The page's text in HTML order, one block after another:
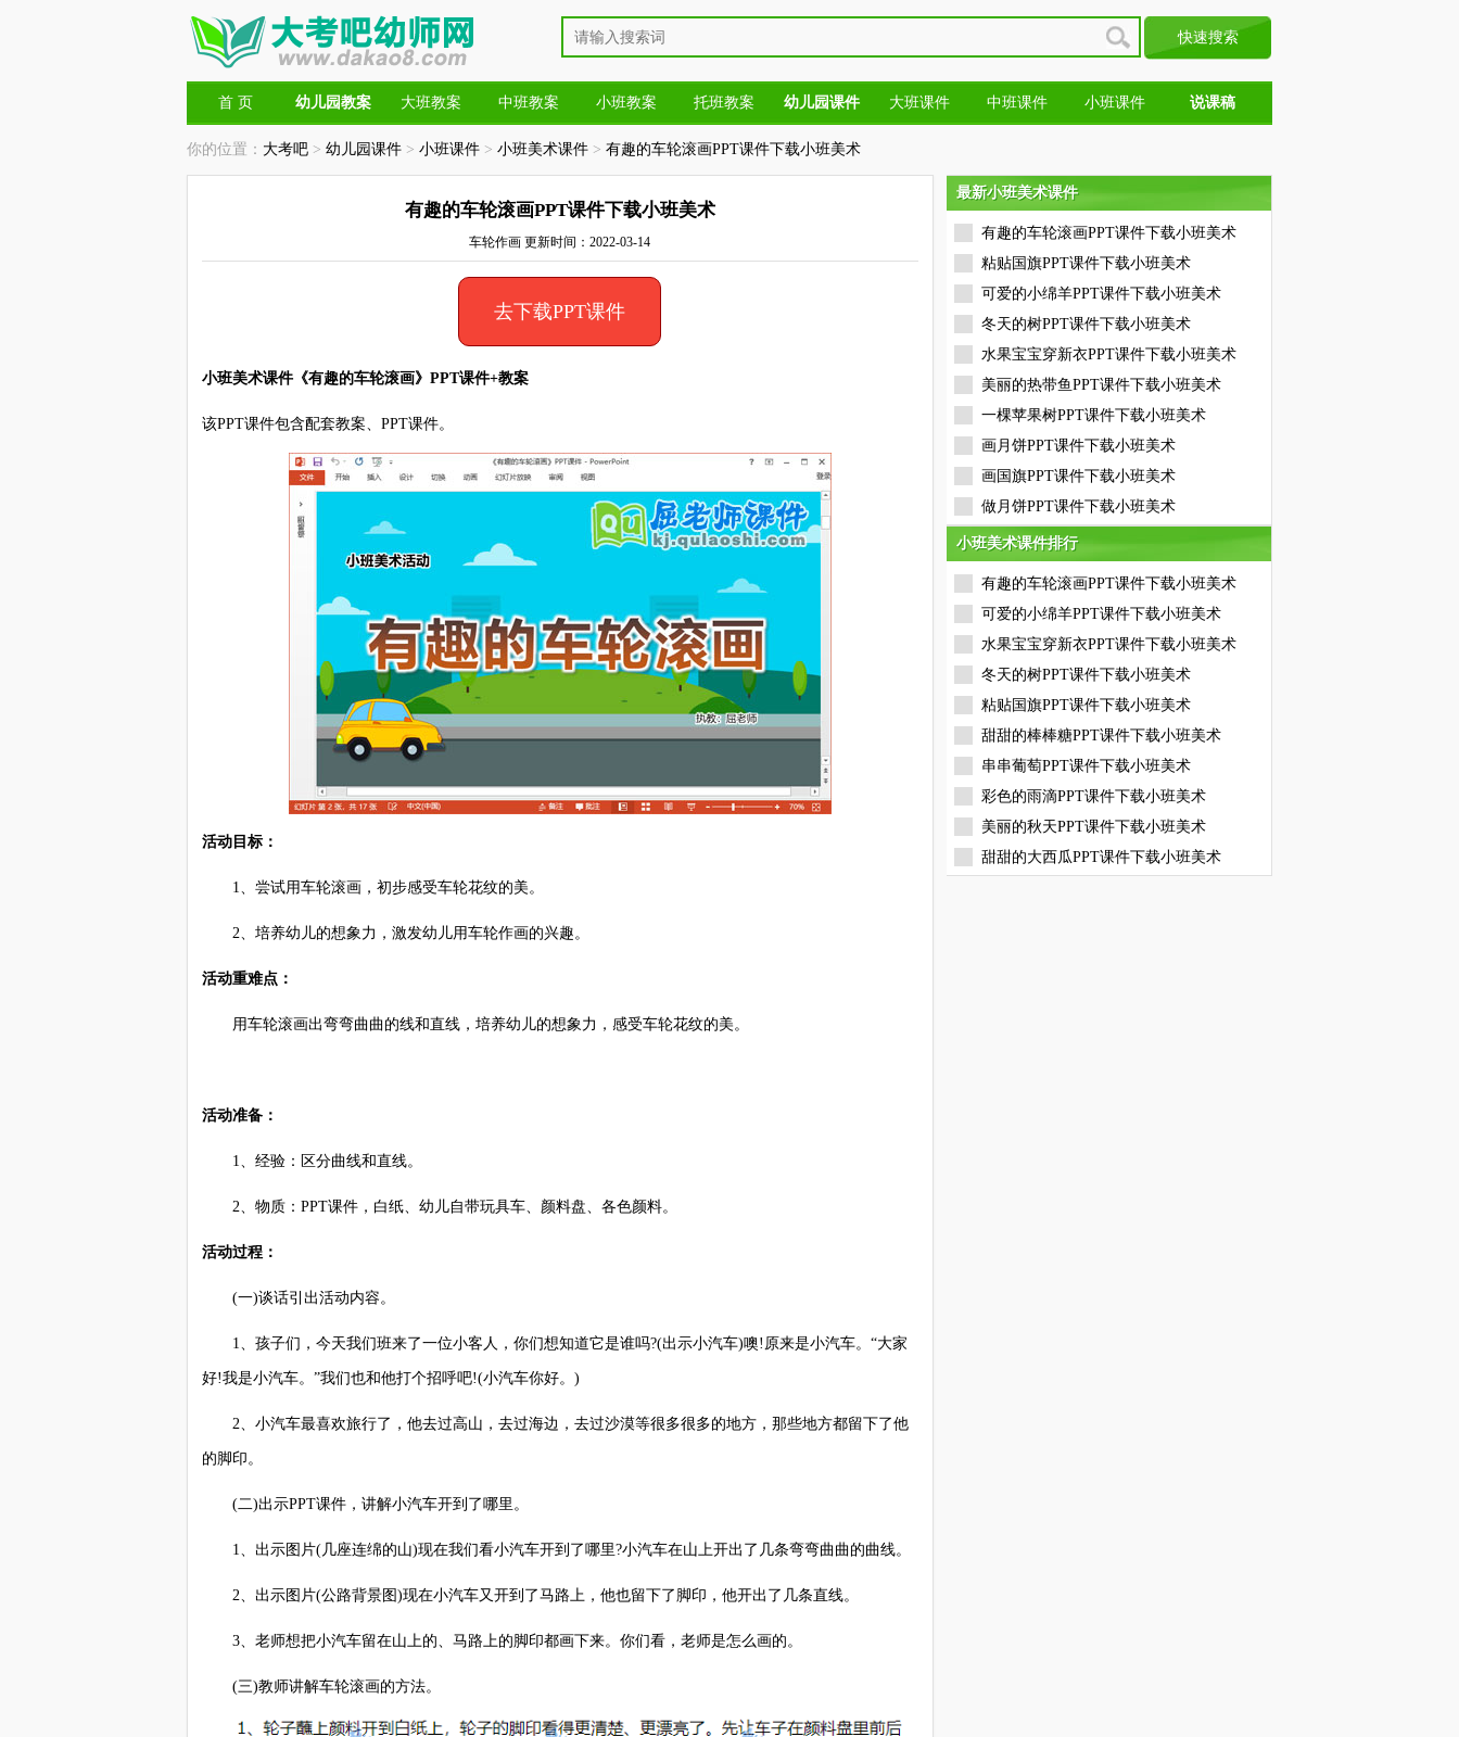
首 页 幼儿园教案 大班教案 中班教案 小班教案 托班教案 幼儿园课件 大班课件 中班课件 小班课件 说课稿
你的位置： 大考吧 > 幼儿园课件 > 小班课件 > 小班美术课件 > 有趣的车轮滚画PPT课件下载小班美术
有趣的车轮滚画PPT课件下载小班美术
车轮作画 更新时间：2022-03-14
去下载PPT课件
小班美术课件《有趣的车轮滚画》PPT课件+教案
该PPT课件包含配套教案、PPT课件。
活动目标：
1、尝试用车轮滚画，初步感受车轮花纹的美。
2、培养幼儿的想象力，激发幼儿用车轮作画的兴趣。
活动重难点：
用车轮滚画出弯弯曲曲的线和直线，培养幼儿的想象力，感受车轮花纹的美。
活动准备：
1、经验：区分曲线和直线。
2、物质：PPT课件，白纸、幼儿自带玩具车、颜料盘、各色颜料。
活动过程：
(一)谈话引出活动内容。
1、孩子们，今天我们班来了一位小客人，你们想知道它是谁吗?(出示小汽车)噢!原来是小汽车。“大家
好!我是小汽车。”我们也和他打个招呼吧!(小汽车你好。)
2、小汽车最喜欢旅行了，他去过高山，去过海边，去过沙漠等很多很多的地方，那些地方都留下了他
的脚印。
(二)出示PPT课件，讲解小汽车开到了哪里。
1、出示图片(几座连绵的山)现在我们看小汽车开到了哪里?小汽车在山上开出了几条弯弯曲曲的曲线。
2、出示图片(公路背景图)现在小汽车又开到了马路上，他也留下了脚印，他开出了几条直线。
3、老师想把小汽车留在山上的、马路上的脚印都画下来。你们看，老师是怎么画的。
(三)教师讲解车轮滚画的方法。
最新小班美术课件
最新小班美术课件
有趣的车轮滚画PPT课件下载小班美术
粘贴国旗PPT课件下载小班美术
可爱的小绵羊PPT课件下载小班美术
冬天的树PPT课件下载小班美术
水果宝宝穿新衣PPT课件下载小班美术
美丽的热带鱼PPT课件下载小班美术
一棵苹果树PPT课件下载小班美术
画月饼PPT课件下载小班美术
画国旗PPT课件下载小班美术
做月饼PPT课件下载小班美术
小班美术课件排行
小班美术课件排行
有趣的车轮滚画PPT课件下载小班美术
可爱的小绵羊PPT课件下载小班美术
水果宝宝穿新衣PPT课件下载小班美术
冬天的树PPT课件下载小班美术
粘贴国旗PPT课件下载小班美术
甜甜的棒棒糖PPT课件下载小班美术
串串葡萄PPT课件下载小班美术
彩色的雨滴PPT课件下载小班美术
美丽的秋天PPT课件下载小班美术
甜甜的大西瓜PPT课件下载小班美术